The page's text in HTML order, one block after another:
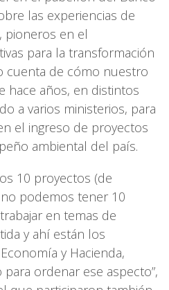
las experiencias de
pioneros en el
para la transformación
cuenta de cómo nuestro
hace años, en distintos
a varios ministerios, para
el ingreso de proyectos
ambiental del país.
10 proyectos (de
podemos tener 10
en temas de
y ahí están los
y Hacienda,
ordenar ese aspecto”,